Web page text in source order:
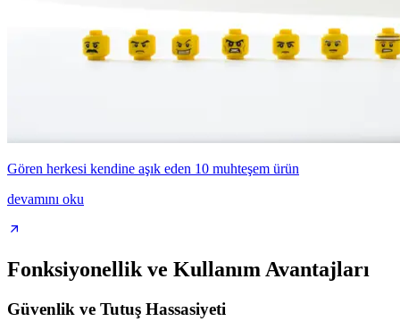
Gören herkesi kendine aşık eden 10 muhteşem ürün
devamını oku
Fonksiyonellik ve Kullanım Avantajları
Güvenlik ve Tutuş Hassasiyeti